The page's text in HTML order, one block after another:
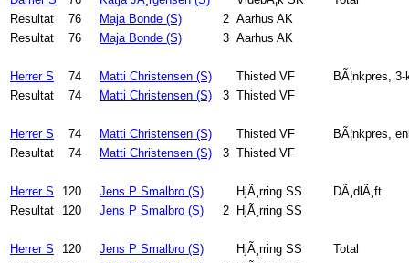
Resultat
76 Maja Bonde (S) 2 Aarhus AK
Resultat
76 Maja Bonde (S) 3 Aarhus AK
Herrer S 74 Matti Christensen (S) Thisted VF
BÃ¦nkpres,
Resultat
74 Matti Christensen (S) 3 Thisted VF
Herrer S 74 Matti Christensen (S) Thisted VF
BÃ¦nkpres,
Resultat
74 Matti Christensen (S) 3 Thisted VF
Herrer S 120 Jens P Smalbro (S) HjÃ¸rring SS
DÃ¸dlÃ¸ft
Resultat
120 Jens P Smalbro (S) 2 HjÃ¸rring SS
Herrer S 120 Jens P Smalbro (S) HjÃ¸rring SS
Total